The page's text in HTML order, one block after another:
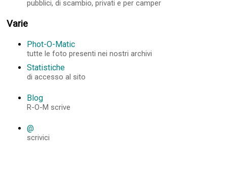
pubblici, di scambio, privati e per camper
Varie
Phot-O-Matic
tutte le foto presenti nei nostri archivi
Statistiche
di accesso al sito
Blog
R-O-M scrive
@
scrivici